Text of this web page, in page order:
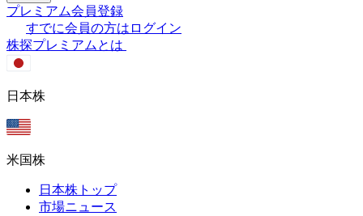
プレミアム会員登録
すでに会員の方はログイン
株探プレミアムとは
日本株
米国株
日本株トップ
市場ニュース